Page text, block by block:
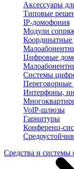
Аксессуары
Типовые
IP-домофония
Модули
Цифровые
Системы
Переговорные
Интерфоны,
VoIP-шлюзы
Гарнитуры
Конференц-
Средства и системы